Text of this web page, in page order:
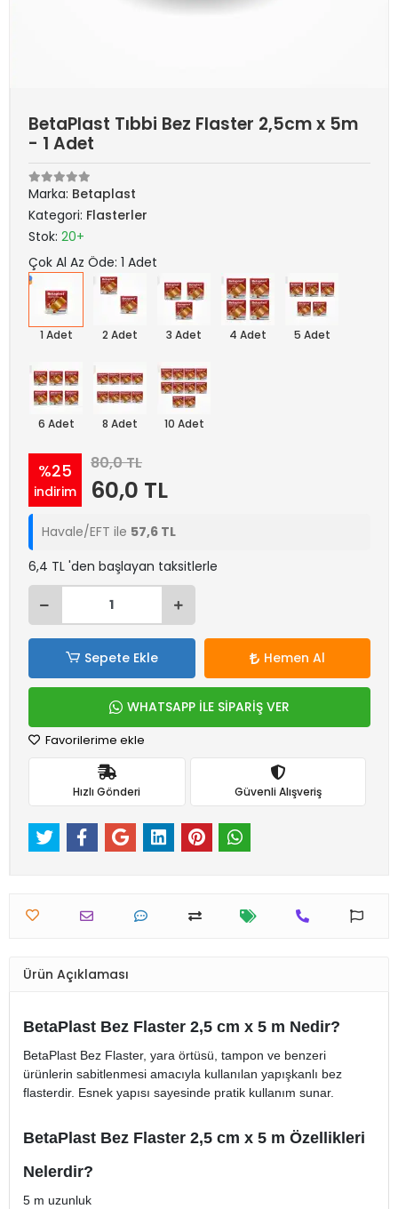
BetaPlast Tıbbi Bez Flaster 2,5cm x 5m
- 1 Adet
Marka: Betaplast
Kategori: Flasterler
Stok: 20+
Çok Al Az Öde: 1 Adet
1 Adet 2 Adet 3 Adet 4 Adet 5 Adet
6 Adet 8 Adet 10 Adet
%25
indirim
80,0 TL
60,0 TL
Havale/EFT ile 57,6 TL
6,4 TL 'den başlayan taksitlerle
Sepete Ekle Hemen Al
WHATSAPP İLE SİPARİŞ VER
Favorilerime ekle
Hızlı Gönderi Güvenli Alışveriş
Ürün Açıklaması
BetaPlast Bez Flaster 2,5 cm x 5 m Nedir?
BetaPlast Bez Flaster, yara örtüsü, tampon ve benzeri
ürünlerin sabitlenmesi amacıyla kullanılan yapışkanlı bez
flasterdir. Esnek yapısı sayesinde pratik kullanım sunar.
BetaPlast Bez Flaster 2,5 cm x 5 m Özellikleri
Nelerdir?
5 m uzunluk